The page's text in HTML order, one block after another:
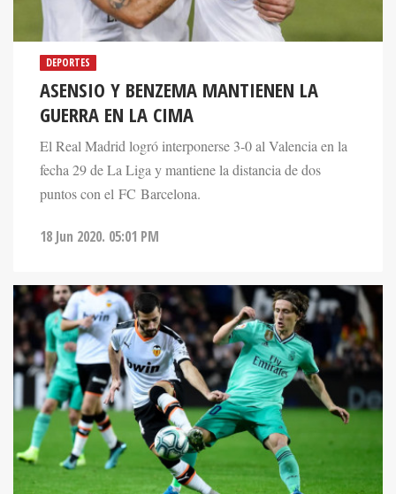
DEPORTES
ASENSIO Y BENZEMA MANTIENEN LA
GUERRA EN LA CIMA
El Real Madrid logró interponerse 3-0 al Valencia en la
fecha 29 de La Liga y mantiene la distancia de dos
puntos con el FC Barcelona.
18 Jun 2020. 05:01 PM